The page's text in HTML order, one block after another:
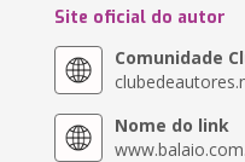
Site oficial do autor
Comunidade
Nome do link